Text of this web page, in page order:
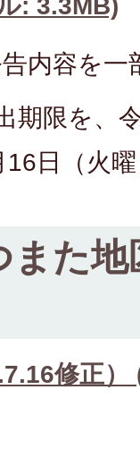
内容を一
期限を、
日（火
また
修正